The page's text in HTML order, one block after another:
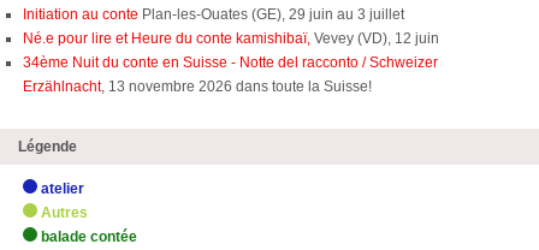
Initiation au conte Plan-les-Ouates (GE), 29 juin au 3 juillet
Né.e pour lire et Heure du conte kamishibaï, Vevey (VD), 12 juin
34ème Nuit du conte en Suisse - Notte del racconto / Schweizer
Erzählnacht, 13 novembre 2026 dans toute la Suisse!
Légende
atelier
Autres
balade contée